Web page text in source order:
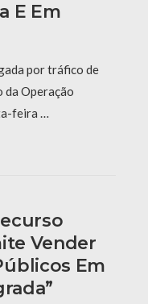
E Em
por tráfico de
da Operação
feira …
Vender
Em